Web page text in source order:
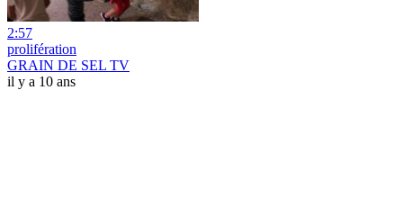
2:57
prolifération
GRAIN DE SEL TV
il y a 10 ans